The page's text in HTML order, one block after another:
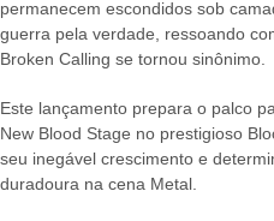
permanecem escondidos sob
guerra pela verdade, ressoando
Broken Calling se tornou sinônimo.
Este lançamento prepara o palco
New Blood Stage no prestigioso
seu inegável crescimento e
duradoura na cena Metal.